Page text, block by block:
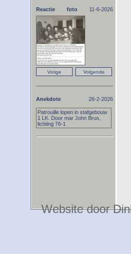
Reactie foto 11-6-2026
Anekdote 26-2-2026
Patrouille lopen in stafgebouw
1 LK. Door mar John Brus,
lichting 76-1
Website door